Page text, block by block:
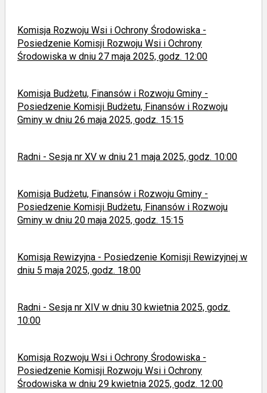
Komisja Rozwoju Wsi i Ochrony Środowiska -
Posiedzenie Komisji Rozwoju Wsi i Ochrony
Środowiska w dniu 27 maja 2025, godz. 12:00
Komisja Budżetu, Finansów i Rozwoju Gminy -
Posiedzenie Komisji Budżetu, Finansów i Rozwoju
Gminy w dniu 26 maja 2025, godz. 15:15
Radni - Sesja nr XV w dniu 21 maja 2025, godz. 10:00
Komisja Budżetu, Finansów i Rozwoju Gminy -
Posiedzenie Komisji Budżetu, Finansów i Rozwoju
Gminy w dniu 20 maja 2025, godz. 15:15
Komisja Rewizyjna - Posiedzenie Komisji Rewizyjnej w
dniu 5 maja 2025, godz. 18:00
Radni - Sesja nr XIV w dniu 30 kwietnia 2025, godz.
10:00
Komisja Rozwoju Wsi i Ochrony Środowiska -
Posiedzenie Komisji Rozwoju Wsi i Ochrony
Środowiska w dniu 29 kwietnia 2025, godz. 12:00